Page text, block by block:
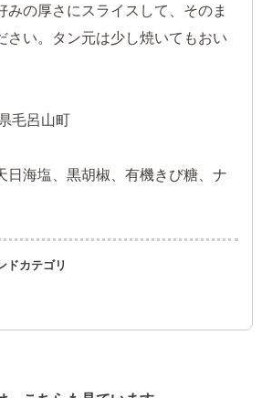
みの厚さにスライスして、そのま
さい。タン元は少し焼いてもおい
毛呂山町
日海塩、黒胡椒、有機きび糖、ナ
ドカテゴリ